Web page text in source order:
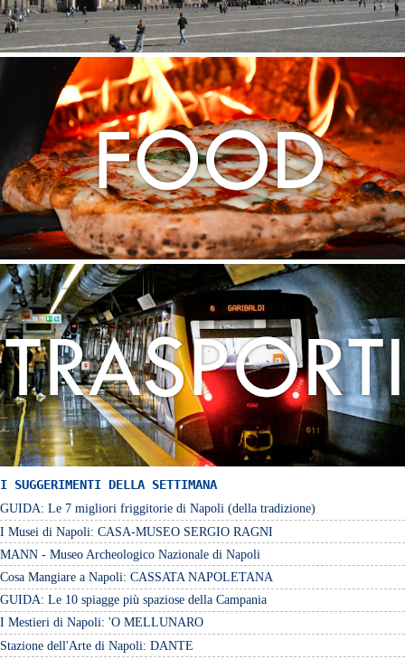
I SUGGERIMENTI DELLA SETTIMANA
GUIDA: Le 7 migliori friggitorie di Napoli (della tradizione)
I Musei di Napoli: CASA-MUSEO SERGIO RAGNI
MANN - Museo Archeologico Nazionale di Napoli
Cosa Mangiare a Napoli: CASSATA NAPOLETANA
GUIDA: Le 10 spiagge più spaziose della Campania
I Mestieri di Napoli: 'O MELLUNARO
Stazione dell'Arte di Napoli: DANTE